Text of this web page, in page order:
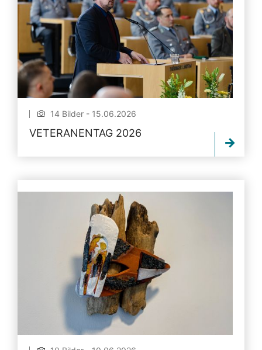
14 Bilder - 15.06.2026
VETERANENTAG 2026